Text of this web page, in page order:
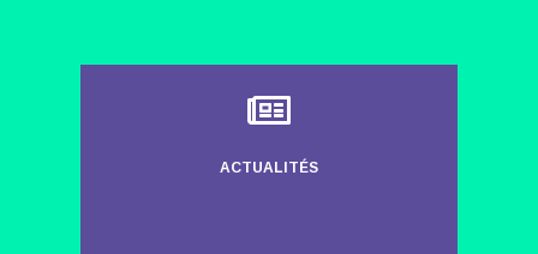

ACTUALITÉS